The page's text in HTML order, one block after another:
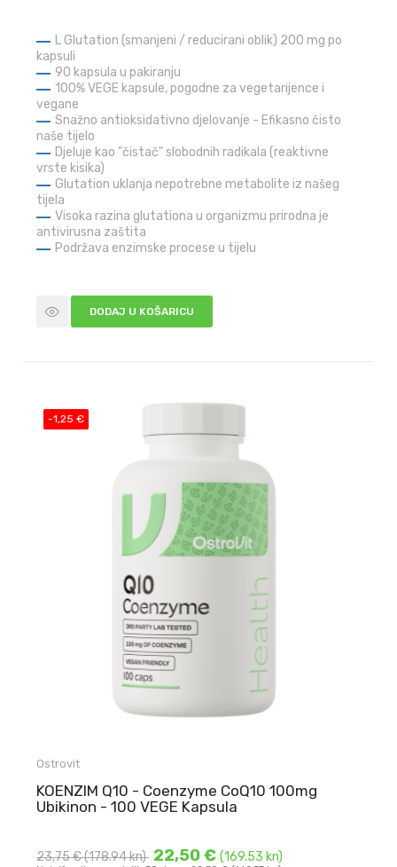
L Glutation (smanjeni / reducirani oblik) 200 mg po
kapsuli
90 kapsula u pakiranju
100% VEGE kapsule, pogodne za vegetarijence i
vegane
Snažno antioksidativno djelovanje - Efikasno čisto
naše tijelo
Djeluje kao "čistač" slobodnih radikala (reaktivne
vrste kisika)
Glutation uklanja nepotrebne metabolite iz našeg
tijela
Visoka razina glutationa u organizmu prirodna je
antivirusna zaštita
Podržava enzimske procese u tijelu
DODAJ U KOŠARICU
-1,25 €
Ostrovit
KOENZIM Q10 - Coenzyme CoQ10 100mg
Ubikinon - 100 VEGE Kapsula
23,75 €(178.94 kn) 22,50 €(169.53 kn)